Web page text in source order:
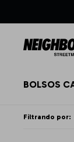
BOLSOS
Filtrando por: